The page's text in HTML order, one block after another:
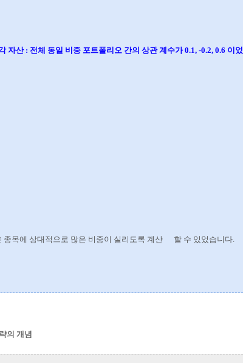
자산 : 전체 동일 비중 포트폴리오 간의 상관 계수가 0.1, -0.2, 0.6 이었
종목에 상대적으로 많은 비중이 실리도록 계산 할 수 있었습니다.
의 개념